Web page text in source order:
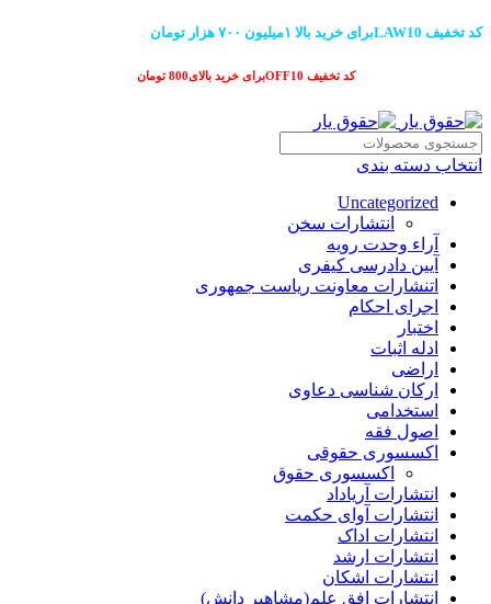
کد تخفیف LAW10برای خرید بالا ۱میلیون ۷۰۰ هزار تومان
کد تخفیف OFF10برای خرید بالای800 تومان
انتخاب دسته بندی
Uncategorized
انتشارات سخن
آراء وحدت رویه
آیین دادرسی کیفری
اتنشارات معاونت ریاست جمهوری
اجرای احکام
اختبار
ادله اثبات
اراضی
ارکان شناسی دعاوی
استخدامی
اصول فقه
اکسسوری حقوقی
اکسسوری حقوق
انتشارات آریاداد
انتشارات آوای حکمت
انتشارات اداک
انتشارات ارشد
انتشارات اشکان
انتشارات افق علم(مشاهیر دانش)